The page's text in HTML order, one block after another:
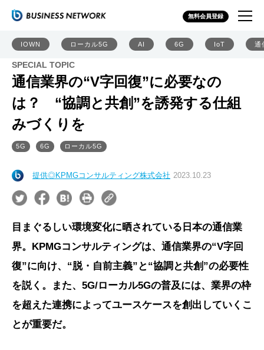
無料会員登録
IOWN ローカル5G AI 6G IoT 通
SPECIAL TOPIC
通信業界の“V字回復”に必要なの
は？ “協調と共創”を誘発する仕組
みづくりを
5G 6G ローカル5G
提供◎KPMGコンサルティング株式会社 2023.10.23
目まぐるしい環境変化に晒されている日本の通信業
界。KPMGコンサルティングは、通信業界の“V字回
復”に向け、“脱・自前主義”と“協調と共創”の必要性
を説く。また、5G/ローカル5Gの普及には、業界の枠
を超えた連携によってユースケースを創出していくこ
とが重要だ。